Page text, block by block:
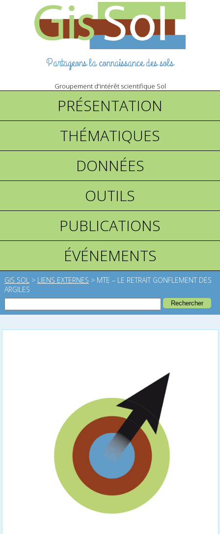
Partageons la connaissance des sols
Groupement d'intérêt scientifique Sol
PRÉSENTATION
THÉMATIQUES
DONNÉES
OUTILS
PUBLICATIONS
ÉVÉNEMENTS
GIS SOL > LIENS EXTERNES > MTE – LE RETRAIT GONFLEMENT DES
ARGILES